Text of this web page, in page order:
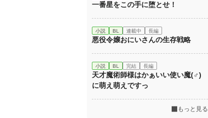
一番星をこの手に堕とせ！
小説 BL 連載中 長編
悪役令嬢おにいさんの生存戦略
小説 BL 完結 長編
天才魔術師様はかぁいい使い魔(♂)
に萌え萌えですっ
もっと見る